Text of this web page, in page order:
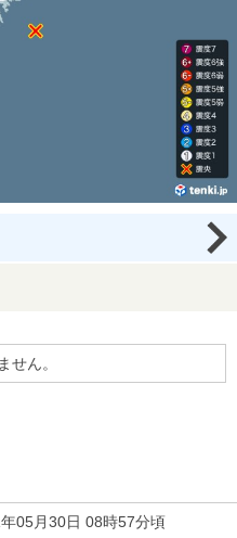
せん。
05月30日 08時57分頃